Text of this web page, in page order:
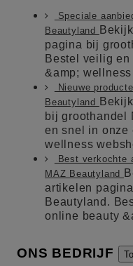
Speciale
Beautyland
pagina bij
Bestel veilig
&amp;
Nieuwe
Beautyland
bij groothandel
en snel in onze
wellness
Best verkochte
MAZ Beautyland
artikelen
Beautyland.
online beauty
ONS BEDRIJF